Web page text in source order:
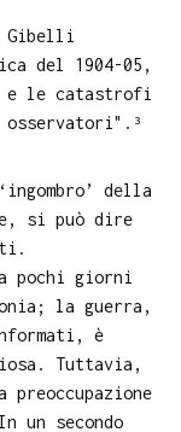
Gibelli
del 1904-05,
e le catastrofi
osservatori".³
della
si può dire
pochi giorni
la guerra,
è
Tuttavia,
un secondo